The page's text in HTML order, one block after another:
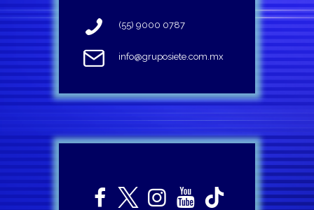
(55) 9000 0787
info@gruposiete.com.mx